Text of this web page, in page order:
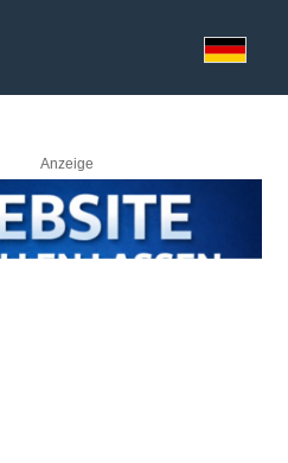
Anzeige